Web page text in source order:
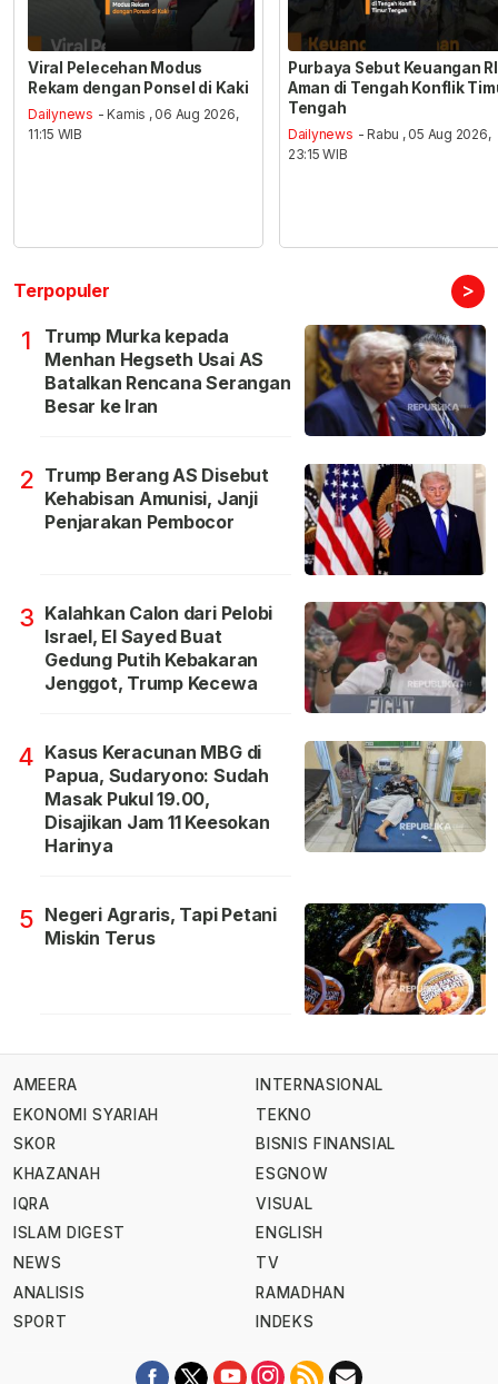
Viral Pelecehan Modus
Rekam dengan Ponsel di Kaki
Dailynews - Kamis , 06 Aug 2026,
11:15 WIB
Purbaya Sebut Keuangan RI
Aman di Tengah Konflik
Tengah
Dailynews - Rabu , 05 Aug 2026,
23:15 WIB
Terpopuler >
1
Trump Murka kepada
Menhan Hegseth Usai AS
Batalkan Rencana Serangan
Besar ke Iran
2 Trump Berang AS Disebut
Kehabisan Amunisi, Janji
Penjarakan Pembocor
3 Kalahkan Calon dari Pelobi
Israel, El Sayed Buat
Gedung Putih Kebakaran
Jenggot, Trump Kecewa
4 Kasus Keracunan MBG di
Papua, Sudaryono: Sudah
Masak Pukul 19.00,
Disajikan Jam 11 Keesokan
Harinya
5 Negeri Agraris, Tapi Petani
Miskin Terus
AMEERA
EKONOMI SYARIAH
SKOR
KHAZANAH
IQRA
ISLAM DIGEST
NEWS
ANALISIS
SPORT
INTERNASIONAL
TEKNO
BISNIS FINANSIAL
ESGNOW
VISUAL
ENGLISH
TV
RAMADHAN
INDEKS